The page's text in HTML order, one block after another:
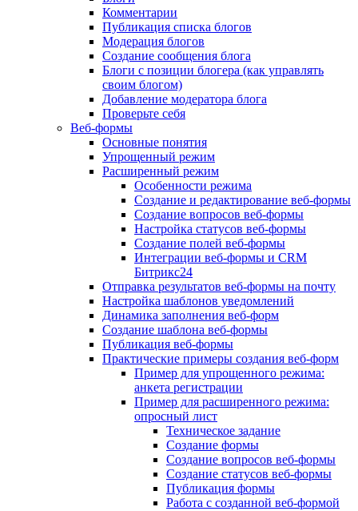
Комментарии
Публикация списка блогов
Модерация блогов
Создание сообщения блога
Блоги с позиции блогера (как управлять
своим блогом)
Добавление модератора блога
Проверьте себя
Веб-формы
Основные понятия
Упрощенный режим
Расширенный режим
Особенности режима
Создание и редактирование веб-формы
Создание вопросов веб-формы
Настройка статусов веб-формы
Создание полей веб-формы
Интеграции веб-формы и CRM
Битрикс24
Отправка результатов веб-формы на почту
Настройка шаблонов уведомлений
Динамика заполнения веб-форм
Создание шаблона веб-формы
Публикация веб-формы
Практические примеры создания веб-форм
Пример для упрощенного режима:
анкета регистрации
Пример для расширенного режима:
опросный лист
Техническое задание
Создание формы
Создание вопросов веб-формы
Создание статусов веб-формы
Публикация формы
Работа с созданной веб-формой